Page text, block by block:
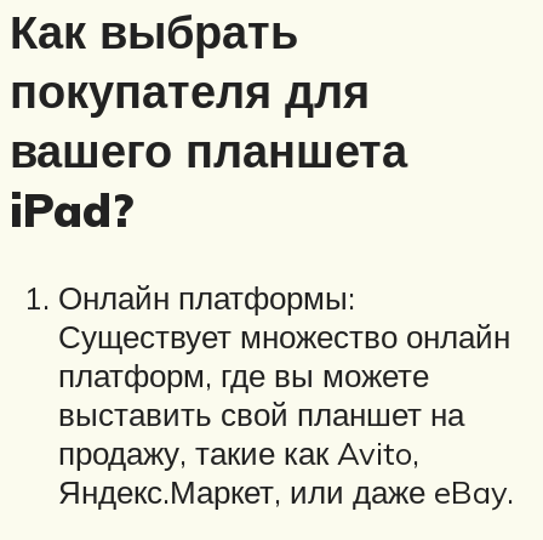
Как выбрать
покупателя для
вашего планшета
iPad?
Онлайн платформы:
Существует множество онлайн
платформ, где вы можете
выставить свой планшет на
продажу, такие как Avito,
Яндекс.Маркет, или даже eBay.